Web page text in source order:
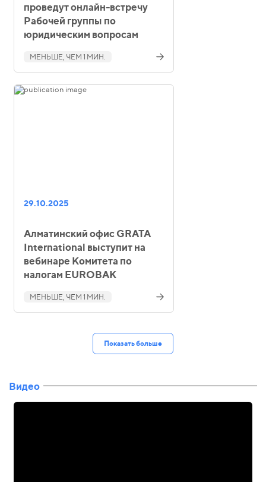
проведут онлайн-встречу
Рабочей группы по
юридическим вопросам
МЕНЬШЕ, ЧЕМ 1 МИН.
29.10.2025
Алматинский офис GRATA
International выступит на
вебинаре Комитета по
налогам EUROBAK
МЕНЬШЕ, ЧЕМ 1 МИН.
Показать больше
Видео